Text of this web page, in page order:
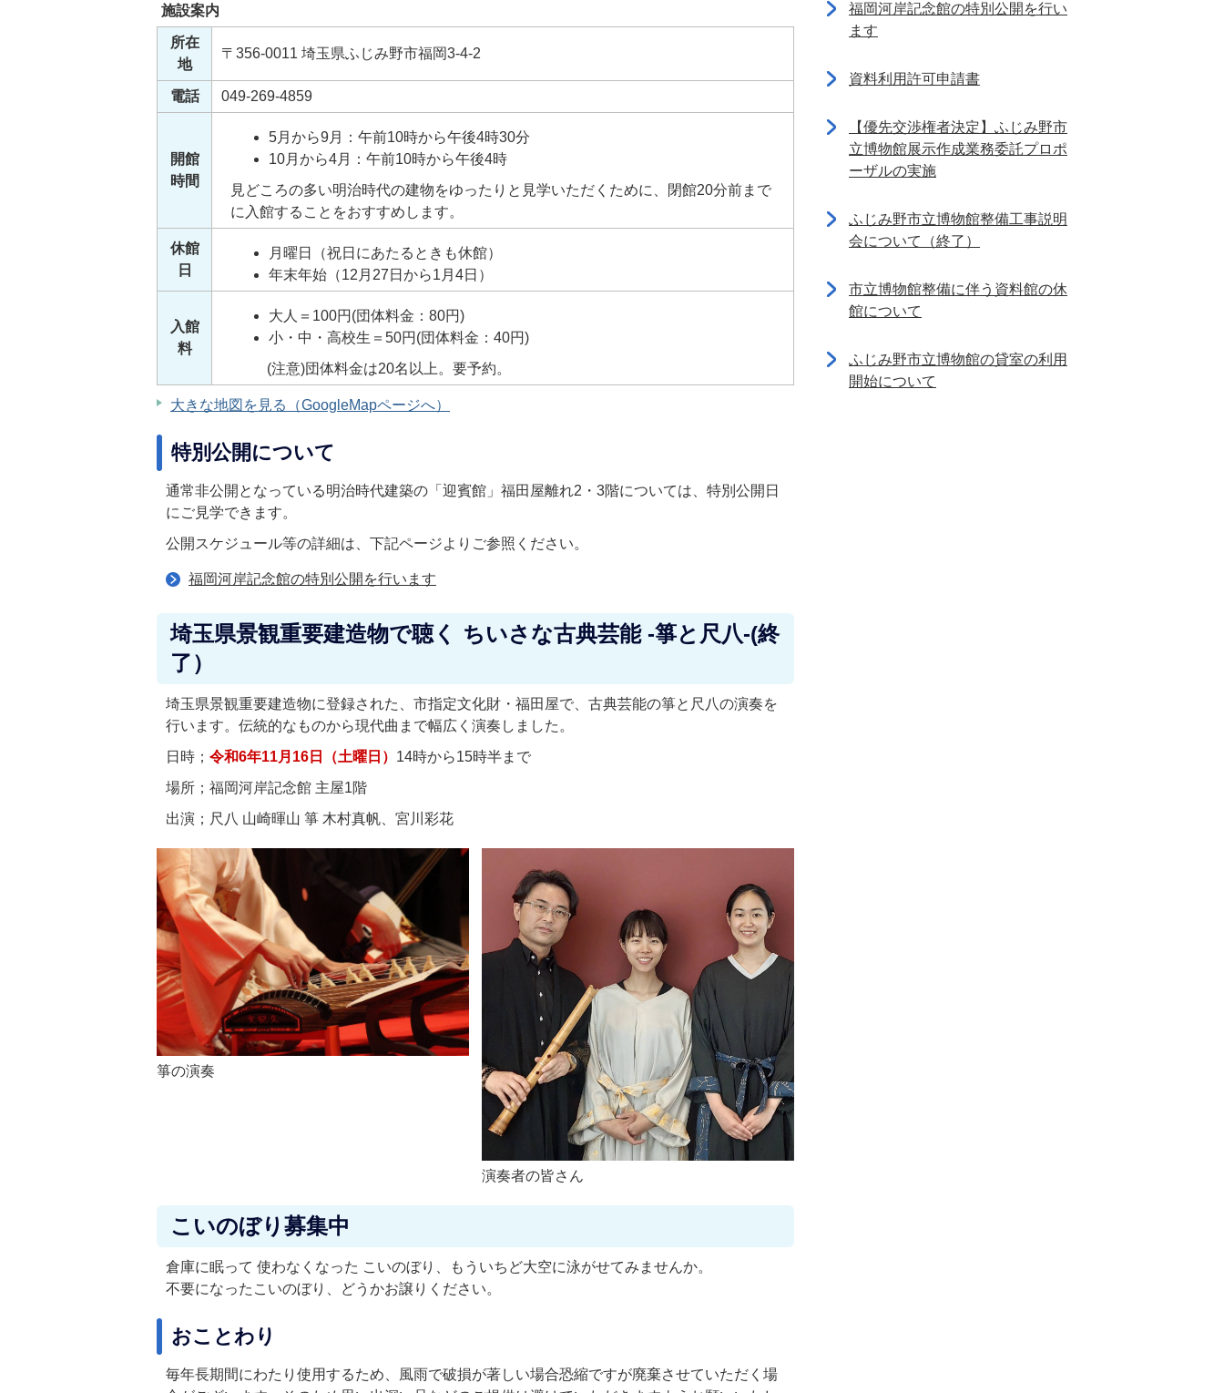
施設案内
所在
地
〒356-0011 埼玉県ふじみ野市福岡3-4-2
電話 049-269-4859
開館
時間
5月から9月：午前10時から午後4時30分
10月から4月：午前10時から午後4時
見どころの多い明治時代の建物をゆったりと見学いただくために、閉館20分前まで
に入館することをおすすめします。
休館
日
月曜日（祝日にあたるときも休館）
年末年始（12月27日から1月4日）
入館
料
大人＝100円(団体料金：80円)
小・中・高校生＝50円(団体料金：40円)
(注意)団体料金は20名以上。要予約。
大きな地図を見る（GoogleMapページへ）
特別公開について
通常非公開となっている明治時代建築の「迎賓館」福田屋離れ2・3階については、特別公開日
にご見学できます。
公開スケジュール等の詳細は、下記ページよりご参照ください。
福岡河岸記念館の特別公開を行います
埼玉県景観重要建造物で聴く ちいさな古典芸能 -箏と尺八-(終
了）
埼玉県景観重要建造物に登録された、市指定文化財・福田屋で、古典芸能の箏と尺八の演奏を
行います。伝統的なものから現代曲まで幅広く演奏しました。
日時； 令和6年11月16日（土曜日） 14時から15時半まで
場所；福岡河岸記念館 主屋1階
出演；尺八 山崎暉山 箏 木村真帆、宮川彩花
箏の演奏
演奏者の皆さん
こいのぼり募集中
倉庫に眠って 使わなくなった こいのぼり、もういちど大空に泳がせてみませんか。
不要になったこいのぼり、どうかお譲りください。
おことわり
毎年長期間にわたり使用するため、風雨で破損が著しい場合恐縮ですが廃棄させていただく場
福岡河岸記念館の特別公開を行い
ます
資料利用許可申請書
【優先交渉権者決定】ふじみ野市
立博物館展示作成業務委託プロポ
ーザルの実施
ふじみ野市立博物館整備工事説明
会について（終了）
市立博物館整備に伴う資料館の休
館について
ふじみ野市立博物館の貸室の利用
開始について